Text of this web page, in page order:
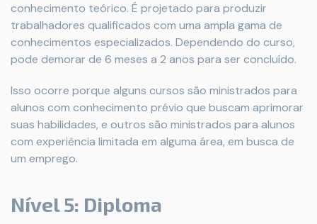
conhecimento teórico. É projetado para produzir
trabalhadores qualificados com uma ampla gama de
conhecimentos especializados. Dependendo do curso,
pode demorar de 6 meses a 2 anos para ser concluído.
Isso ocorre porque alguns cursos são ministrados para
alunos com conhecimento prévio que buscam aprimorar
suas habilidades, e outros são ministrados para alunos
com experiência limitada em alguma área, em busca de
um emprego.
Nível 5: Diploma